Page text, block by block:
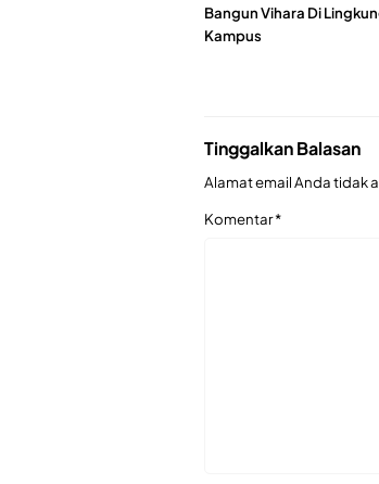
Bangun Vihara Di
Kampus
Tinggalkan Balasan
Alamat email Anda tidak
Komentar*